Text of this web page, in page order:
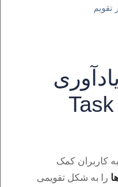
کاربران کمک
را به شکل تقویمی